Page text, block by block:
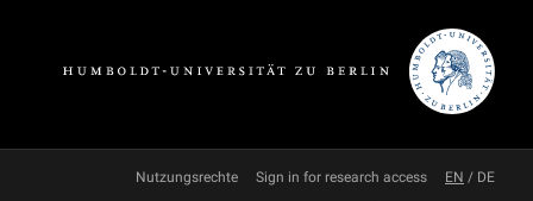
Nutzungsrechte Sign in for research access EN / DE